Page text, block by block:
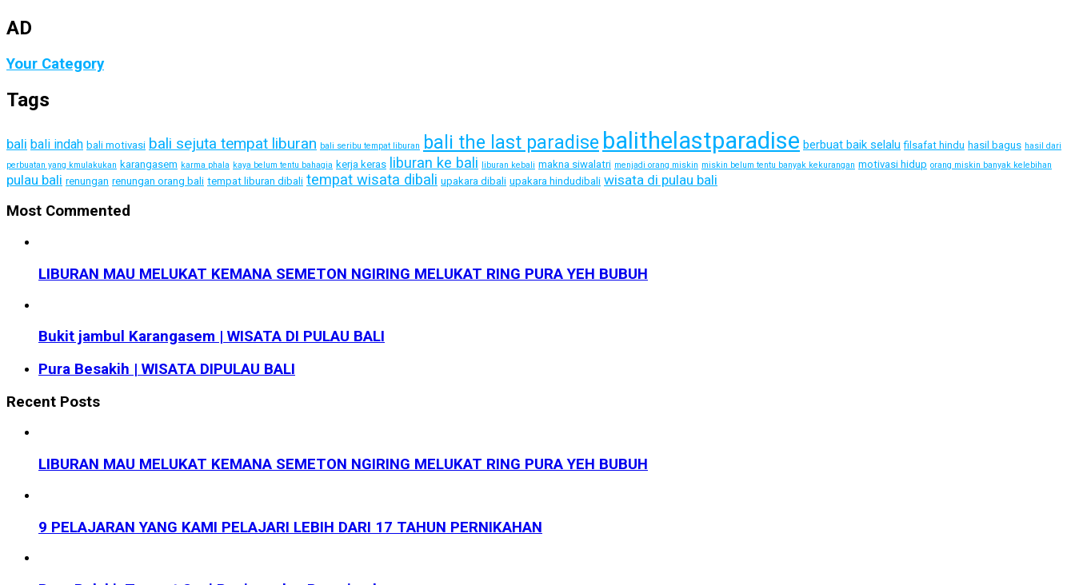
AD
Your Category
Tags
bali bali indah bali motivasi bali sejuta tempat liburan bali seribu tempat liburan bali the last paradise balithelastparadise berbuat baik selalu filsafat hindu hasil bagus hasil dari
perbuatan yang kmulakukan karangasem karma phala kaya belum tentu bahagia kerja keras liburan ke bali liburan kebali makna siwalatri menjadi orang miskin miskin belum tentu banyak kekurangan motivasi hidup orang miskin banyak kelebihan
pulau bali renungan renungan orang bali tempat liburan dibali tempat wisata dibali upakara dibali upakara hindudibali wisata di pulau bali
Most Commented
LIBURAN MAU MELUKAT KEMANA SEMETON NGIRING MELUKAT RING PURA YEH BUBUH
Bukit jambul Karangasem | WISATA DI PULAU BALI
Pura Besakih | WISATA DIPULAU BALI
Recent Posts
LIBURAN MAU MELUKAT KEMANA SEMETON NGIRING MELUKAT RING PURA YEH BUBUH
9 PELAJARAN YANG KAMI PELAJARI LEBIH DARI 17 TAHUN PERNIKAHAN